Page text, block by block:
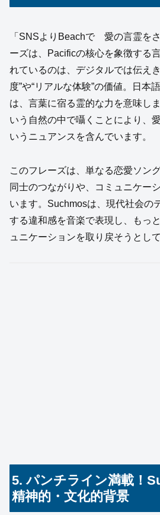
「SNSよりBeachで 愛の言霊を
ーズは、Pacificの核心を象徴する
れているのは、デジタルでは伝え
度”や“リアルな体験”の価値。日本
は、言葉に宿る霊的な力を意味し
いう自然の中で囁くことにより、
いうニュアンスを含んでいます。
このフレーズは、単なる恋愛ソン
同士のつながりや、コミュニケー
います。Suchmosは、現代社会の
する違和感を音楽で表現し、もっ
ュニケーションを取り戻そうとし
5. パンチライン満載！
精神的・文化的背景